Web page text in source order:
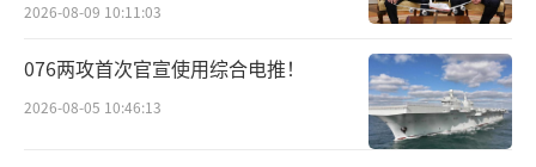
2026-08-09 10:11:03
076两攻首次官宣使用综合电推！
2026-08-05 10:46:13